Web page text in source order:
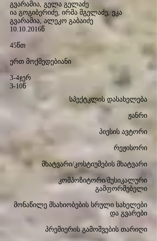
გვარამია, გელა გელაძე
ია გოგიბერიძე, ირმა მგელაძე, ეკა
გვარამია, ალეკო გაბაიძე
10.10.2016წ
45წთ
ერთ მოქმედებიანი
3-4ჯერ
3-10წ
სპექტკლის დასახელება
ჟანრი
პიესის ავტორი
რეჟისორი
მხატვარი/კოსტიუმების მხატვარი
კომპოზიტორი/მუსიკალური
გამფორმებელი
მონაწილე მსახიობების სრული სახელები
და გვარები
პრემიერის გამოშვების თარიღი